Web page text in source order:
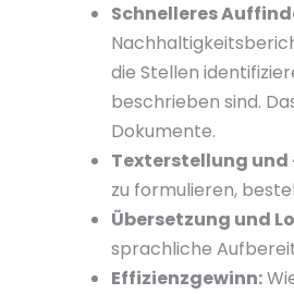
Schnelleres
die Stellen
beschrieben sind.
Dokumente.
Texterstellung
zu formulieren,
Übersetzung und
sprachliche
Effizienzgewinn: